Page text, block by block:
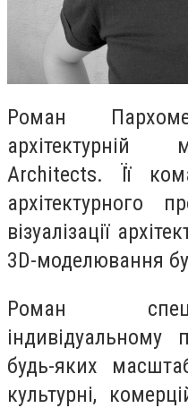
Роман
архітектурній
Architects. Її
архітектурного
візуалізації
3D-моделювання
Роман
індивідуальному
будь-яких
культурні,